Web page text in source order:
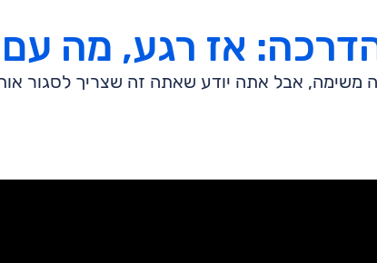
משימה, אבל אתה יודע שאתה זה שצריך לסגור